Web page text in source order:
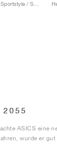
2055
ASICS eine
wurde er